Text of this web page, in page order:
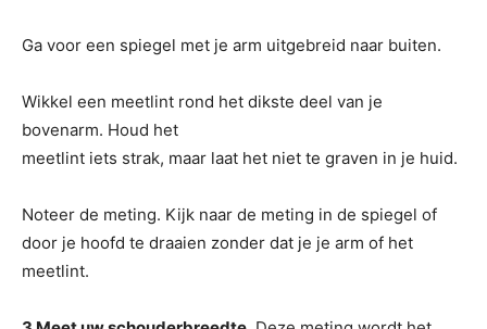
Ga voor een spiegel met je arm uitgebreid naar buiten.
Wikkel een meetlint rond het dikste deel van je
bovenarm. Houd het
meetlint iets strak, maar laat het niet te graven in je huid.
Noteer de meting. Kijk naar de meting in de spiegel of
door je hoofd te draaien zonder dat je je arm of het
meetlint.